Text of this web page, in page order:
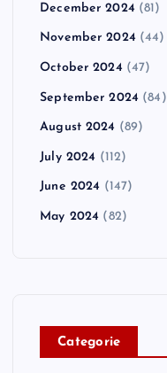
December 2024 (81)
November 2024 (44)
October 2024 (47)
September 2024 (84)
August 2024 (89)
July 2024 (112)
June 2024 (147)
May 2024 (82)
Categorie